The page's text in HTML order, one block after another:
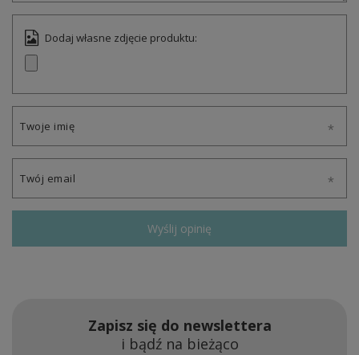
Dodaj własne zdjęcie produktu:
Twoje imię
Twój email
Wyślij opinię
Zapisz się do newslettera
i bądź na bieżąco